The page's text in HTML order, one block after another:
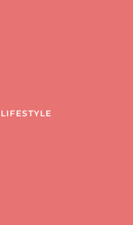
LIFESTYLE